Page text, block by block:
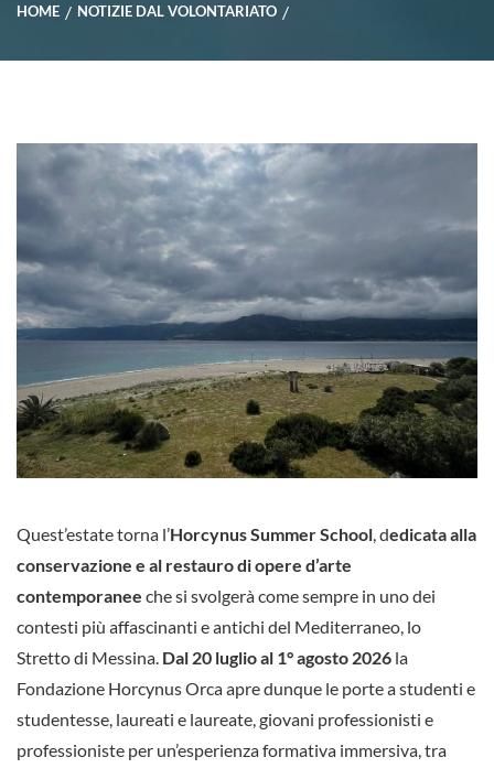
HOME NOTIZIE DAL VOLONTARIATO
Quest’estate torna l’Horcynus Summer School, dedicata alla
conservazione e al restauro di opere d’arte
contemporanee che si svolgerà come sempre in uno dei
contesti più affascinanti e antichi del Mediterraneo, lo
Stretto di Messina. Dal 20 luglio al 1° agosto 2026 la
Fondazione Horcynus Orca apre dunque le porte a studenti e
studentesse, laureati e laureate, giovani professionisti e
professioniste per un’esperienza formativa immersiva, tra